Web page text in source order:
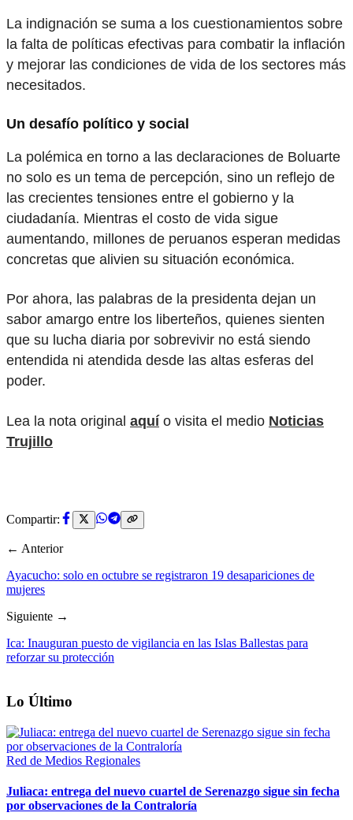
La indignación se suma a los cuestionamientos sobre
la falta de políticas efectivas para combatir la inflación
y mejorar las condiciones de vida de los sectores más
necesitados.
Un desafío político y social
La polémica en torno a las declaraciones de Boluarte
no solo es un tema de percepción, sino un reflejo de
las crecientes tensiones entre el gobierno y la
ciudadanía. Mientras el costo de vida sigue
aumentando, millones de peruanos esperan medidas
concretas que alivien su situación económica.
Por ahora, las palabras de la presidenta dejan un
sabor amargo entre los liberteños, quienes sienten
que su lucha diaria por sobrevivir no está siendo
entendida ni atendida desde las altas esferas del
poder.
Lea la nota original aquío visita el medio Noticias
Trujillo
Compartir:
← Anterior
Ayacucho: solo en octubre se registraron 19 desapariciones de
mujeres
Siguiente →
Ica: Inauguran puesto de vigilancia en las Islas Ballestas para
reforzar su protección
Lo Último
Red de Medios Regionales
Juliaca: entrega del nuevo cuartel de Serenazgo sigue sin fecha
por observaciones de la Contraloría